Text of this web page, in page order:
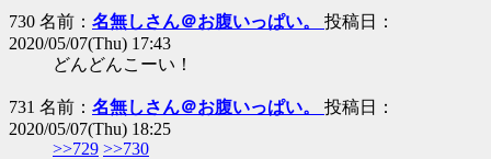
730 名前： 名無しさん＠お腹いっぱい。 投稿日：
2020/05/07(Thu) 17:43
どんどんこーい！
731 名前： 名無しさん＠お腹いっぱい。 投稿日：
2020/05/07(Thu) 18:25
>>729 >>730